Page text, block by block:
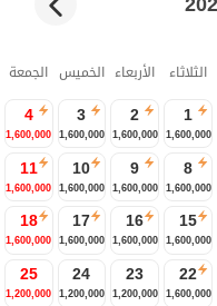
الثلاثاء الأربعاء الخميس الجمعة
1
1,600,000
2
1,600,000
3
1,600,000
4
1,600,000
8
1,600,000
9
1,600,000
10
1,600,000
11
1,600,000
15
1,600,000
16
1,600,000
17
1,600,000
18
1,600,000
22
1,600,000
23
1,200,000
24
1,200,000
25
1,200,000